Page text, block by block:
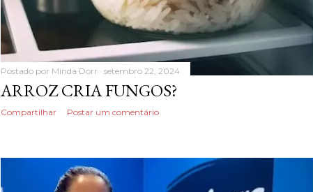
Postado por Minda Dorr setembro 22, 2024
ARROZ CRIA FUNGOS?
Compartilhar Postar um comentário